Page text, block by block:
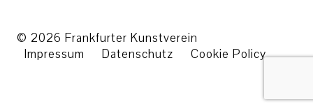
© 2026 Frankfurter Kunstverein
Impressum
Datenschutz Cookie Policy